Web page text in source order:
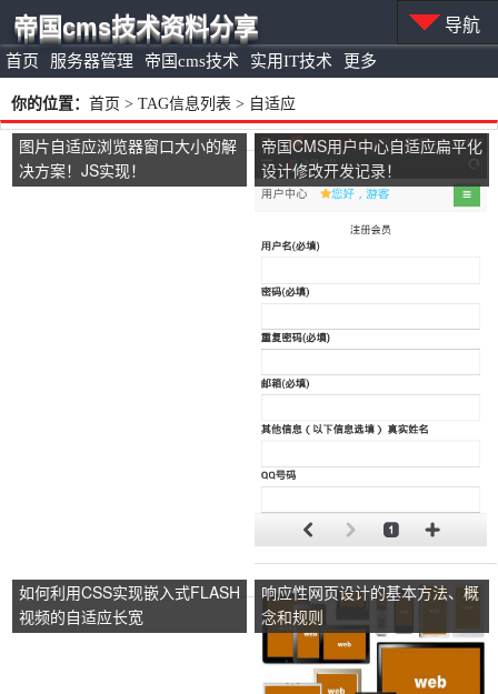
首页 服务器管理 帝国cms技术 实用IT技术 更多
帝国cms技术资料分享 导航
你的位置： 首页 > TAG信息列表 > 自适应
图片自适应浏览器窗口大小的解
决方案！JS实现！
帝国CMS用户中心自适应扁平化
设计修改开发记录！
如何利用CSS实现嵌入式FLASH
视频的自适应长宽
响应性网页设计的基本方法、概
念和规则